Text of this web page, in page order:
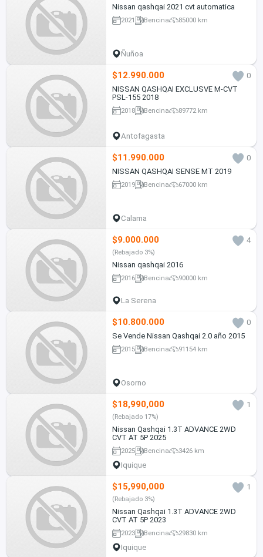
Nissan qashqai 2021 cvt automatica
2021 Bencina 85000 km
Ñuñoa
$12.990.000
0
NISSAN QASHQAI EXCLUSVE M-CVT
PSL-155 2018
2018 Bencina 89772 km
Antofagasta
$11.990.000
0
NISSAN QASHQAI SENSE MT 2019
2019 Bencina 67000 km
Calama
$9.000.000 4
(Rebajado 3%)
Nissan qashqai 2016
2016 Bencina 90000 km
La Serena
$10.800.000
0
Se Vende Nissan Qashqai 2.0 año 2015
2015 Bencina 91154 km
Osorno
$18,990,000 1
(Rebajado 17%)
Nissan Qashqai 1.3T ADVANCE 2WD
CVT AT 5P 2025
2025 Bencina 3426 km
Iquique
$15,990,000 1
(Rebajado 3%)
Nissan Qashqai 1.3T ADVANCE 2WD
CVT AT 5P 2023
2023 Bencina 29830 km
Iquique